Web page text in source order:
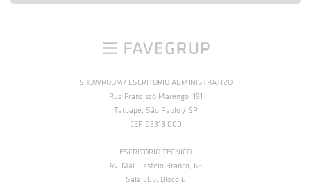
SHOWROOM/ ESCRITORIO ADMINISTRATIVO
Rua Francisco Marengo, 191
Tatuapé, São Paulo / SP
CEP 03313 000
ESCRITÓRIO TÉCNICO
Av. Mal. Castelo Branco, 65
Sala 306, Bloco B